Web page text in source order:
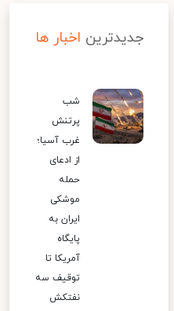
جدیدترین اخبار ها
شب
پرتنش
غرب آسیا؛
از ادعای
حمله
موشکی
ایران به
پایگاه
آمریکا تا
توقیف سه
نفتکش